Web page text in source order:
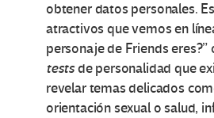
obtener datos personales.
atractivos que vemos en
personaje de Friends
testsde personalidad que
revelar temas delicados
orientación sexual o salud,